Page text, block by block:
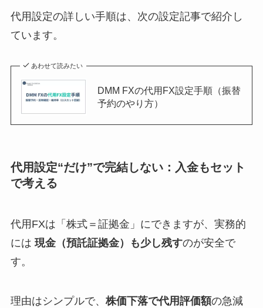
代用設定の詳しい手順は、次の設定記事で紹介し
ています。
あわせて読みたい
DMM FXの代用FX設定手順（振替
予約のやり方）
代用設定“だけ”で完結しない：入金もセット
で考える
代用FXは「株式＝証拠金」にできますが、実務的
には 現金（預託証拠金）も少し残すのが安全で
す。
理由はシンプルで、 株価下落で代用評価額の急減